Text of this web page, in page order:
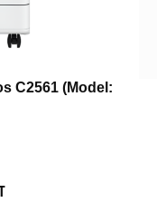
C2561 (Model: